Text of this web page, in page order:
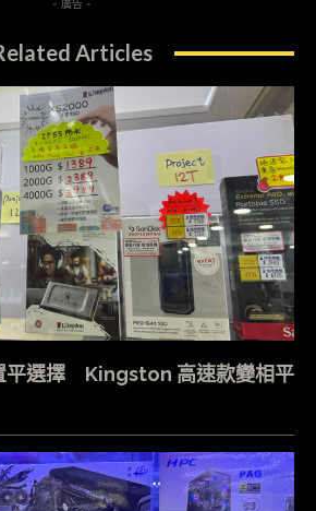
- 廣告 -
Articles
平選擇 Kingston 高速款變相平